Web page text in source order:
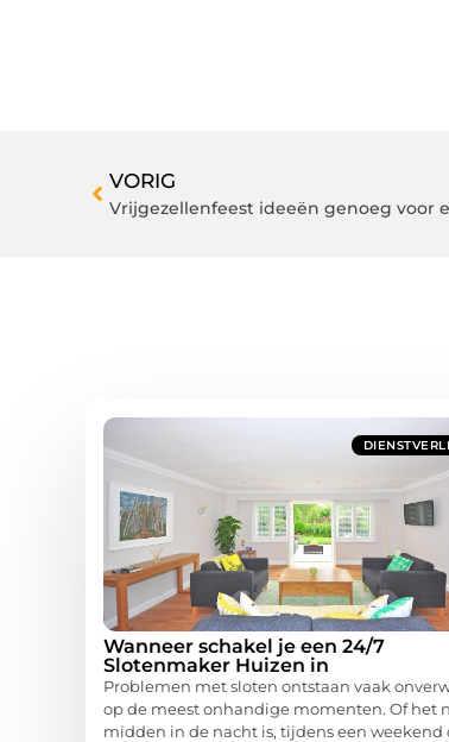
VORIG
Vrijgezellenfeest ideeën genoeg voor
Wanneer schakel je een 24/7
Slotenmaker Huizen in
Problemen met sloten ontstaan vaak
op de meest onhandige momenten. Of het
midden in de nacht is, tijdens een weekend